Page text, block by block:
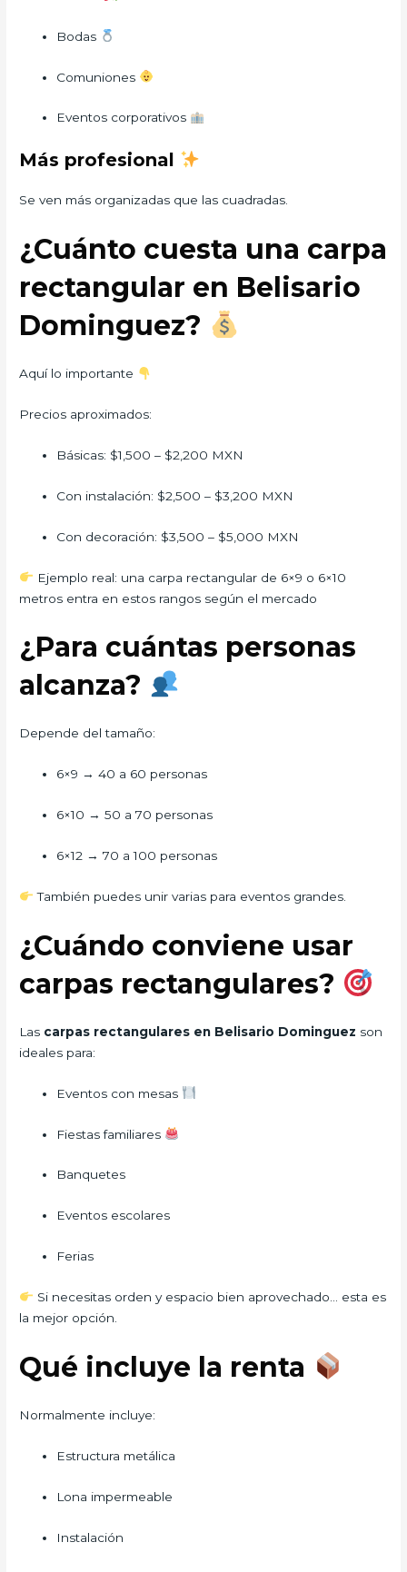
Bodas
Comuniones
Eventos corporativos
Más profesional
Se ven más organizadas que las cuadradas.
¿Cuánto cuesta una carpa
rectangular en Belisario
Dominguez?
Aquí lo importante
Precios aproximados:
Básicas: $1,500 – $2,200 MXN
Con instalación: $2,500 – $3,200 MXN
Con decoración: $3,500 – $5,000 MXN
Ejemplo real: una carpa rectangular de 6×9 o 6×10
metros entra en estos rangos según el mercado
¿Para cuántas personas
alcanza?
Depende del tamaño:
6×9 → 40 a 60 personas
6×10 → 50 a 70 personas
6×12 → 70 a 100 personas
También puedes unir varias para eventos grandes.
¿Cuándo conviene usar
carpas rectangulares?
Las carpas rectangulares en Belisario Dominguez son
ideales para:
Eventos con mesas
Fiestas familiares
Banquetes
Eventos escolares
Ferias
Si necesitas orden y espacio bien aprovechado… esta es
la mejor opción.
Qué incluye la renta
Normalmente incluye:
Estructura metálica
Lona impermeable
Instalación